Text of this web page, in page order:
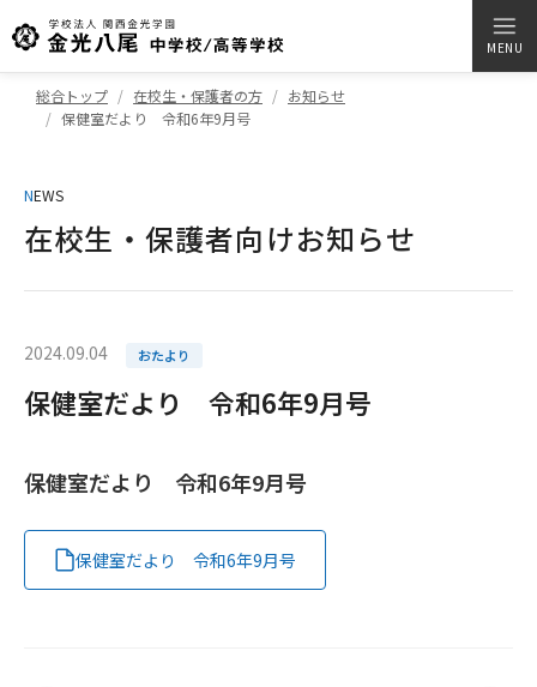
MENU
総合トップ 在校生・保護者の方
お知らせ
保健室だより 令和6年9月号
NEWS
在校生・保護者向けお知らせ
2024.09.04 おたより
保健室だより 令和6年9月号
保健室だより 令和6年9月号
保健室だより 令和6年9月号